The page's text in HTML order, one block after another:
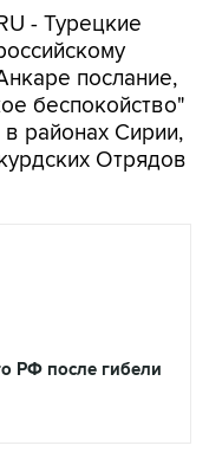
- Турецкие
послание,
беспокойство"
районах Сирии,
Отрядов
РФ после гибели